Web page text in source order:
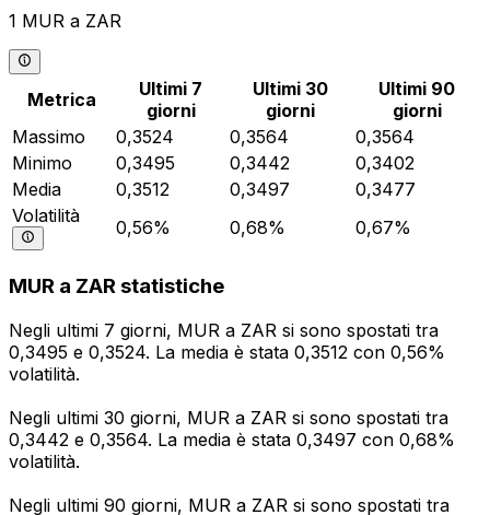
1 MUR a ZAR
Metrica
Ultimi 7
giorni
Ultimi 30
giorni
Ultimi 90
giorni
Massimo
0,3524 0,3564
0,3564
Minimo
0,3495 0,3442
0,3402
Media
0,3512 0,3497
0,3477
Volatilità
0,56% 0,68% 0,67%
MUR a ZAR statistiche
Negli ultimi 7 giorni, MUR a ZAR si sono spostati tra
0,3495 e 0,3524. La media è stata 0,3512 con 0,56%
volatilità.
Negli ultimi 30 giorni, MUR a ZAR si sono spostati tra
0,3442 e 0,3564. La media è stata 0,3497 con 0,68%
volatilità.
Negli ultimi 90 giorni, MUR a ZAR si sono spostati tra